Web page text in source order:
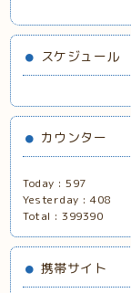
スケジュール
カウンター
Today :597
Yesterday :408
Total :399390
携帯サイト